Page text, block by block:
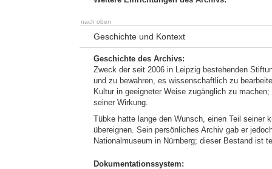
nach oben
Geschichte und Kontext
Geschichte des Archivs:
Zweck der seit 2006 in Leipzig bestehenden
und zu bewahren, es wissenschaftlich zu
Kultur in geeigneter Weise zugänglich zu
seiner Wirkung.
Tübke hatte lange den Wunsch, einen Teil seiner
übereignen. Sein persönliches Archiv gab er
Nationalmuseum in Nürnberg; dieser Bestand ist
Dokumentationssystem: